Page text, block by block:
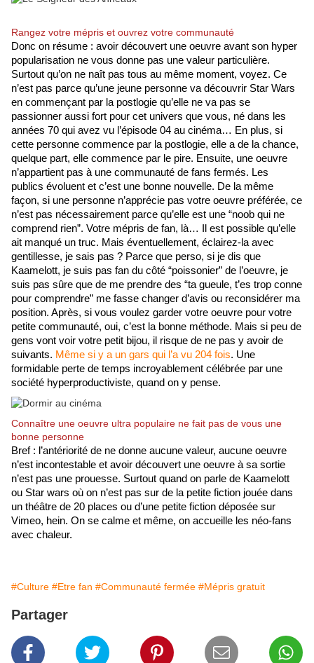
Rangez votre mépris et ouvrez votre communauté
Donc on résume : avoir découvert une oeuvre avant son hyper
popularisation ne vous donne pas une valeur particulière.
Surtout qu’on ne naît pas tous au même moment, voyez. Ce
n’est pas parce qu’une jeune personne va découvrir Star Wars
en commençant par la postlogie qu’elle ne va pas se
passionner aussi fort pour cet univers que vous, né dans les
années 70 qui avez vu l’épisode 04 au cinéma… En plus, si
cette personne commence par la postlogie, elle a de la chance,
quelque part, elle commence par le pire. Ensuite, une oeuvre
n’appartient pas à une communauté de fans fermés. Les
publics évoluent et c’est une bonne nouvelle. De la même
façon, si une personne n’apprécie pas votre oeuvre préférée, ce
n’est pas nécessairement parce qu’elle est une “noob qui ne
comprend rien”. Votre mépris de fan, là… Il est possible qu’elle
ait manqué un truc. Mais éventuellement, éclairez-la avec
gentillesse, je sais pas ? Parce que perso, si je dis que
Kaamelott, je suis pas fan du côté “poissonier” de l’oeuvre, je
suis pas sûre que de me prendre des “ta gueule, t’es trop conne
pour comprendre” me fasse changer d’avis ou reconsidérer ma
position. Après, si vous voulez garder votre oeuvre pour votre
petite communauté, oui, c’est la bonne méthode. Mais si peu de
gens vont voir votre petit bijou, il risque de ne pas y avoir de
suivants. Même si y a un gars qui l’a vu 204 fois. Une
formidable perte de temps incroyablement célébrée par une
société hyperproductiviste, quand on y pense.
Connaître une oeuvre ultra populaire ne fait pas de vous une
bonne personne
Bref : l’antériorité de ne donne aucune valeur, aucune oeuvre
n’est incontestable et avoir découvert une oeuvre à sa sortie
n’est pas une prouesse. Surtout quand on parle de Kaamelott
ou Star wars où on n’est pas sur de la petite fiction jouée dans
un théâtre de 20 places ou d’une petite fiction déposée sur
Vimeo, hein. On se calme et même, on accueille les néo-fans
avec chaleur.
#Culture #Etre fan #Communauté fermée #Mépris gratuit
Partager